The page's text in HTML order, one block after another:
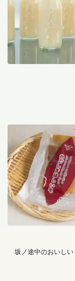
送料
紅はるか干し芋
坂ノ途中のおいし